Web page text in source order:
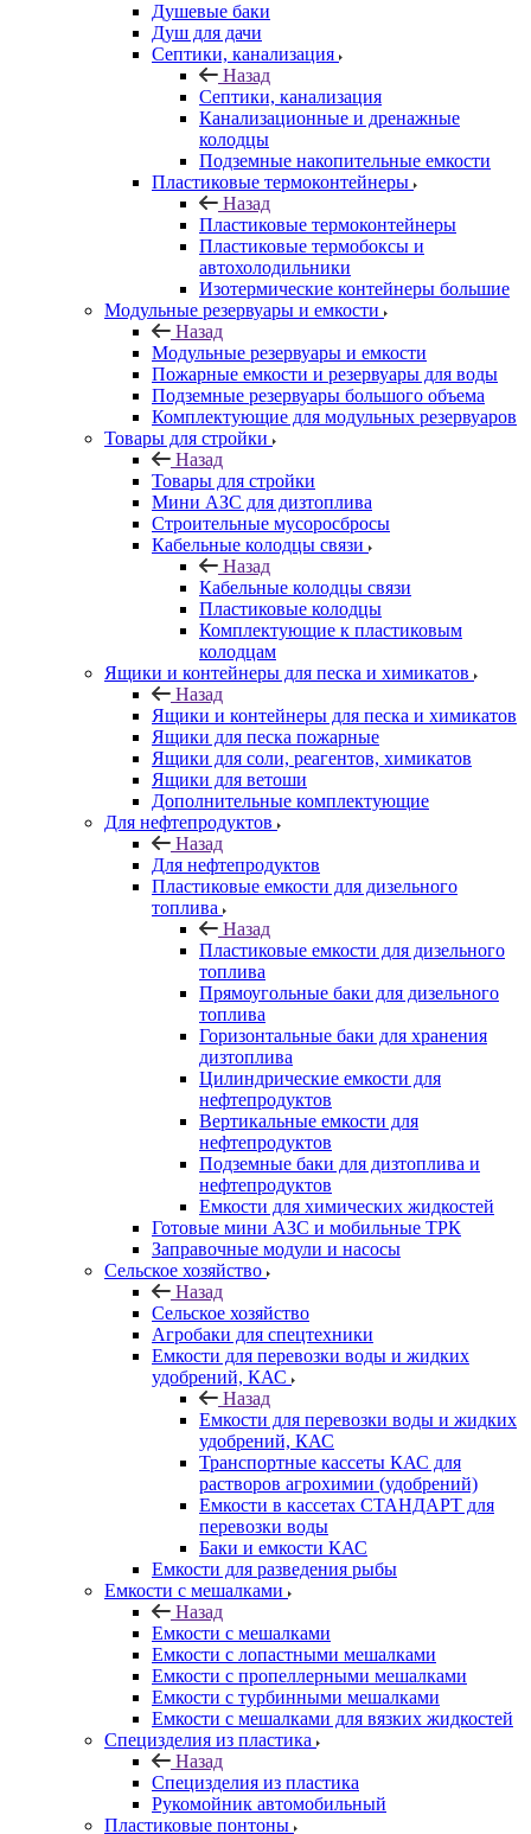
Душевые баки
Душ для дачи
Септики, канализация
Назад
Септики, канализация
Канализационные и дренажные
колодцы
Подземные накопительные емкости
Пластиковые термоконтейнеры
Назад
Пластиковые термоконтейнеры
Пластиковые термобоксы и
автохолодильники
Изотермические контейнеры большие
Модульные резервуары и емкости
Назад
Модульные резервуары и емкости
Пожарные емкости и резервуары для воды
Подземные резервуары большого объема
Комплектующие для модульных резервуаров
Товары для стройки
Назад
Товары для стройки
Мини АЗС для дизтоплива
Строительные мусоросбросы
Кабельные колодцы связи
Назад
Кабельные колодцы связи
Пластиковые колодцы
Комплектующие к пластиковым
колодцам
Ящики и контейнеры для песка и химикатов
Назад
Ящики и контейнеры для песка и химикатов
Ящики для песка пожарные
Ящики для соли, реагентов, химикатов
Ящики для ветоши
Дополнительные комплектующие
Для нефтепродуктов
Назад
Для нефтепродуктов
Пластиковые емкости для дизельного
топлива
Назад
Пластиковые емкости для дизельного
топлива
Прямоугольные баки для дизельного
топлива
Горизонтальные баки для хранения
дизтоплива
Цилиндрические емкости для
нефтепродуктов
Вертикальные емкости для
нефтепродуктов
Подземные баки для дизтоплива и
нефтепродуктов
Емкости для химических жидкостей
Готовые мини АЗС и мобильные ТРК
Заправочные модули и насосы
Сельское хозяйство
Назад
Сельское хозяйство
Агробаки для спецтехники
Емкости для перевозки воды и жидких
удобрений, КАС
Назад
Емкости для перевозки воды и жидких
удобрений, КАС
Транспортные кассеты КАС для
растворов агрохимии (удобрений)
Емкости в кассетах СТАНДАРТ для
перевозки воды
Баки и емкости КАС
Емкости для разведения рыбы
Емкости с мешалками
Назад
Емкости с мешалками
Емкости с лопастными мешалками
Емкости с пропеллерными мешалками
Емкости с турбинными мешалками
Емкости с мешалками для вязких жидкостей
Специзделия из пластика
Назад
Специзделия из пластика
Рукомойник автомобильный
Пластиковые понтоны